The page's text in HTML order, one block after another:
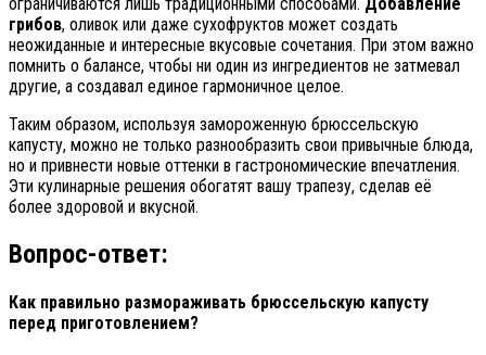
грибов, оливок или даже сухофруктов может создать
неожиданные и интересные вкусовые сочетания. При этом важно
помнить о балансе, чтобы ни один из ингредиентов не затмевал
другие, а создавал единое гармоничное целое.
Таким образом, используя замороженную брюссельскую
капусту, можно не только разнообразить свои привычные блюда,
но и привнести новые оттенки в гастрономические впечатления.
Эти кулинарные решения обогатят вашу трапезу, сделав её
более здоровой и вкусной.
Вопрос-ответ:
Как правильно размораживать брюссельскую капусту
перед приготовлением?